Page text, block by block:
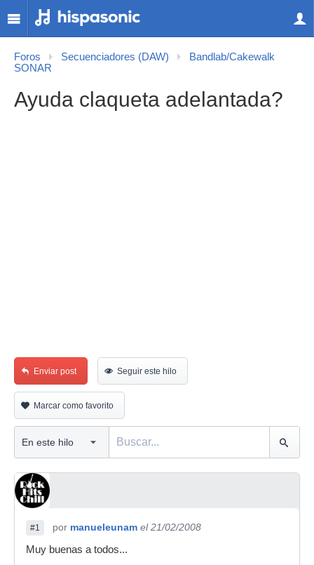
Foros Secuenciadores (DAW)
Bandlab/Cakewalk
SONAR
Ayuda claqueta adelantada?
Enviar post Seguir este hilo
Marcar como favorito
#1 por manueleunam el 21/02/2008
Muy buenas a todos...